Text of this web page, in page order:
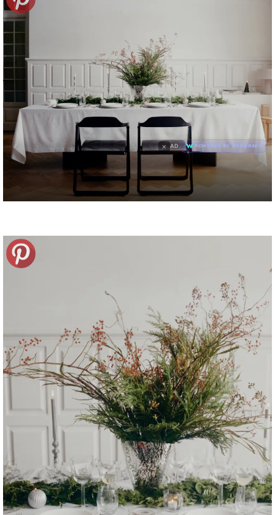
× AD POWERED BY WEFORADS